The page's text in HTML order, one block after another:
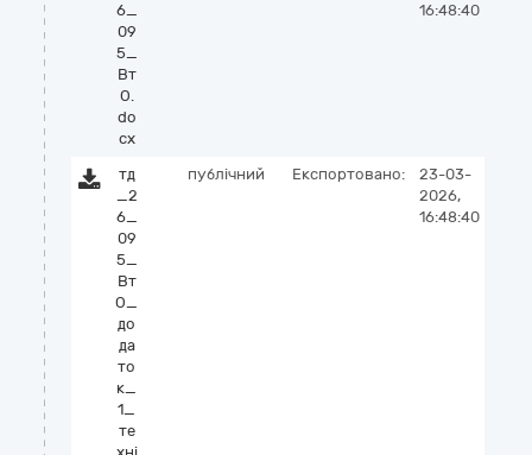
6_
09
5_
Вт
О.
do
cx
16:48:40
тд
_2
6_
09
5_
Вт
О_
до
да
то
к_
1_
те
публічний Експортовано:
23-03-
2026,
16:48:40